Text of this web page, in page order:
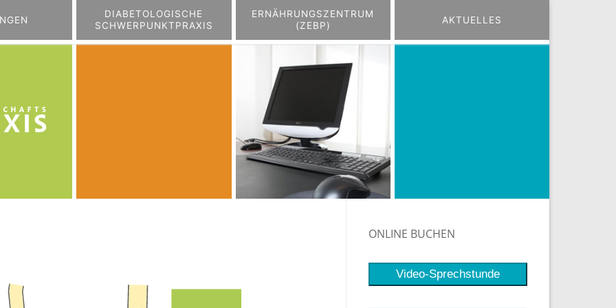
DIABETOLOGISCHE
SCHWERPUNKTPRAXIS
ERNÄHRUNGSZENTRUM
(ZEBP)
AKTUELLES
Leistungen
Ernährungszentrum
(ZEBP)
ONLINE BUCHEN
Video-Sprechstunde